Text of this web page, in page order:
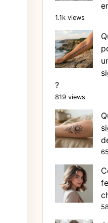
1.1k views
?
819 views